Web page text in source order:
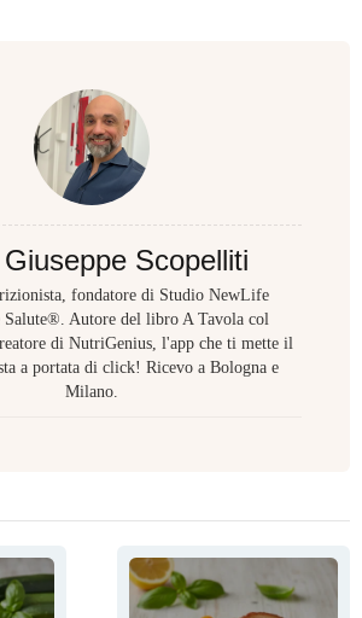
Scopelliti
fondatore di Studio NewLife
Salute®. Autore del libro A Tavola col
di NutriGenius, l'app che ti mette il
a portata di click! Ricevo a Bologna e
Milano.